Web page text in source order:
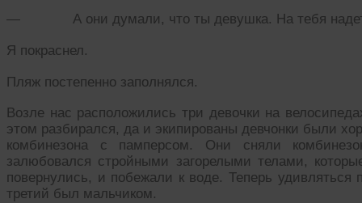
— А они думали, что ты девушка. На тебя надеть
Я покраснел.
Пляж постепенно заполнялся.
Возле нас расположились три девочки на
этом разбирался, да и экипированы девчонки были
комбинезона с памперсом. Они сняли
залюбовался стройными загорелыми телами,
повернулись, и побежали к воде. Теперь
третий был мальчиком.